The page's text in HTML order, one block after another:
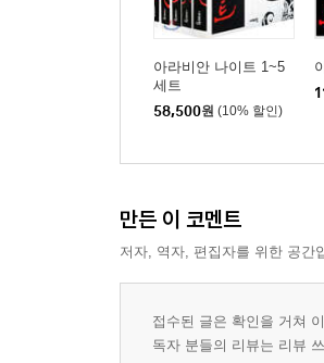
아라비안 나이트 1~5
세트
58,500원 (10% 할인)
만든 이 코멘트
저자, 역자, 편집자를 위한 공간
접수된 글은 확인을 거쳐
독자 분들의 리뷰는 리뷰